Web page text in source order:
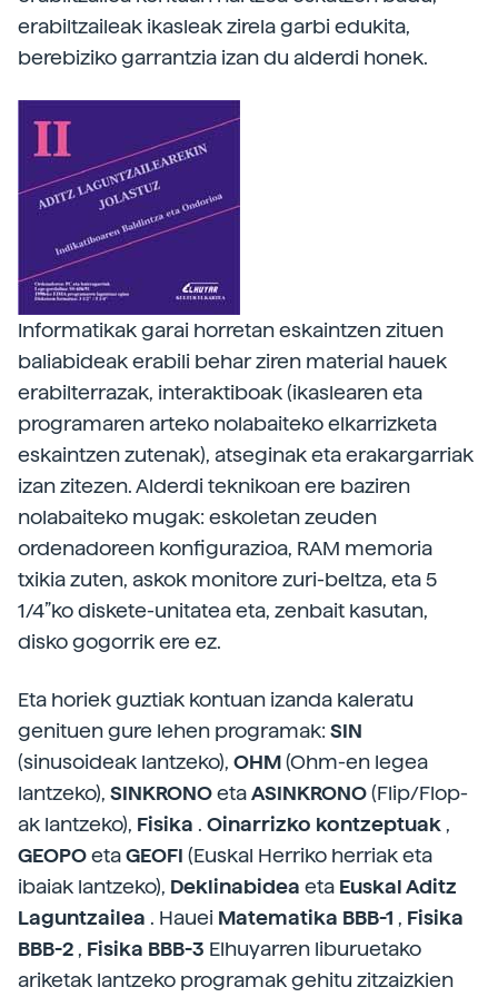
erabiltzaileak ikasleak zirela garbi edukita,
berebiziko garrantzia izan du alderdi honek.
Informatikak garai horretan eskaintzen zituen
baliabideak erabili behar ziren material hauek
erabilterrazak, interaktiboak (ikaslearen eta
programaren arteko nolabaiteko elkarrizketa
eskaintzen zutenak), atseginak eta erakargarriak
izan zitezen. Alderdi teknikoan ere baziren
nolabaiteko mugak: eskoletan zeuden
ordenadoreen konfigurazioa, RAM memoria
txikia zuten, askok monitore zuri-beltza, eta 5
1/4”ko diskete-unitatea eta, zenbait kasutan,
disko gogorrik ere ez.
Eta horiek guztiak kontuan izanda kaleratu
genituen gure lehen programak: SIN
(sinusoideak lantzeko), OHM(Ohm-en legea
lantzeko), SINKRONOetaASINKRONO(Flip/Flop-
ak lantzeko), Fisika . Oinarrizko kontzeptuak ,
GEOPOetaGEOFI (Euskal Herriko herriak eta
ibaiak lantzeko), Deklinabidea eta EuskalAditz
Laguntzailea . Hauei Matematika BBB-1 , Fisika
BBB-2 , Fisika BBB-3 Elhuyarren liburuetako
ariketak lantzeko programak gehitu zitzaizkien